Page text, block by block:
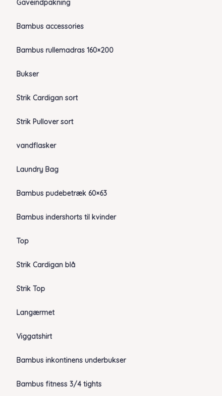
Gaveindpakning
Bambus accessories
Bambus rullemadras 160×200
Bukser
Strik Cardigan sort
Strik Pullover sort
vandflasker
Laundry Bag
Bambus pudebetræk 60×63
Bambus indershorts til kvinder
Top
Strik Cardigan blå
Strik Top
Langærmet
Viggatshirt
Bambus inkontinens underbukser
Bambus fitness 3/4 tights